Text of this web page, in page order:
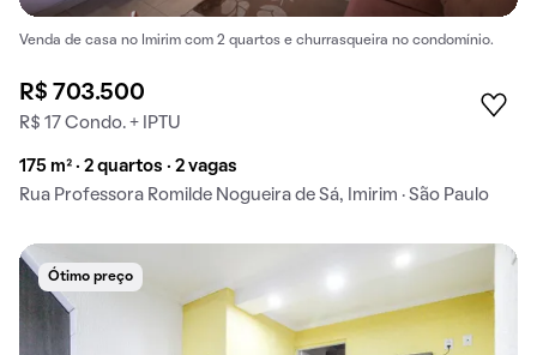
Venda de casa no Imirim com 2 quartos e churrasqueira no condomínio.
R$ 703.500
R$ 17 Condo. + IPTU
175 m² · 2 quartos · 2 vagas
Rua Professora Romilde Nogueira de Sá, Imirim · São Paulo
Ótimo preço